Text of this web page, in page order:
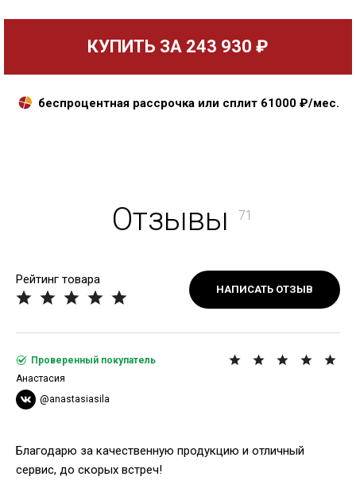
КУПИТЬ ЗА 243 930 ₽
беспроцентная рассрочка или сплит 61000₽/мес.
Отзывы 71
Рейтинг товара
НАПИСАТЬ ОТЗЫВ
Благодарю за качественную продукцию и отличный
сервис, до скорых встреч!
Проверенный покупатель
Анастасия
@anastasiasila